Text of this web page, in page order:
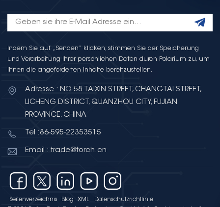
Indem Sie auf „Senden“ klicken, stimmen Sie der Speicherung
und Verarbeitung Ihrer persönlichen Daten durch Polarium zu, um
Ihnen die angeforderten Inhalte bereitzustellen.
Adresse : NO.58 TAIXIN STREET, CHANGTAI STREET,
LICHENG DISTRICT, QUANZHOU CITY, FUJIAN
PROVINCE, CHINA
Tel :86-595-22353515
Email : trade@torch.cn
Seitenverzeichnis Blog XML
Datenschutzrichtlinie